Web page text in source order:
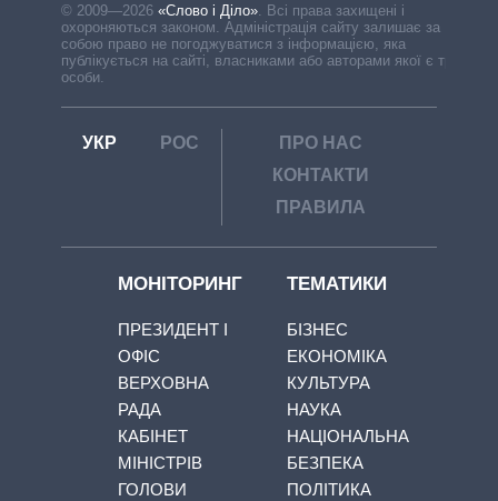
© 2009—2026 «Слово і Діло» Всі права захищені і
охороняються законом. Адміністрація сайту залишає за
собою право не погоджуватися з інформацією, яка
публікується на сайті, власниками або авторами якої є треті
особи.
УКР РОС
ПРО НАС
КОНТАКТИ
ПРАВИЛА
МОНІТОРИНГ
ПРЕЗИДЕНТ І
ОФІС
ВЕРХОВНА
РАДА
КАБІНЕТ
МІНІСТРІВ
ГОЛОВИ
ТЕМАТИКИ
БІЗНЕС
ЕКОНОМІКА
КУЛЬТУРА
НАУКА
НАЦІОНАЛЬНА
БЕЗПЕКА
ПОЛІТИКА